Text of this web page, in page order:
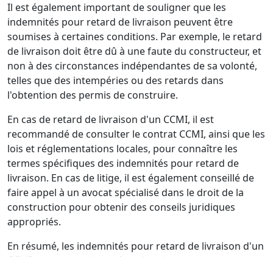
Il est également important de souligner que les
indemnités pour retard de livraison peuvent être
soumises à certaines conditions. Par exemple, le retard
de livraison doit être dû à une faute du constructeur, et
non à des circonstances indépendantes de sa volonté,
telles que des intempéries ou des retards dans
l'obtention des permis de construire.
En cas de retard de livraison d'un CCMI, il est
recommandé de consulter le contrat CCMI, ainsi que les
lois et réglementations locales, pour connaître les
termes spécifiques des indemnités pour retard de
livraison. En cas de litige, il est également conseillé de
faire appel à un avocat spécialisé dans le droit de la
construction pour obtenir des conseils juridiques
appropriés.
En résumé, les indemnités pour retard de livraison d'un